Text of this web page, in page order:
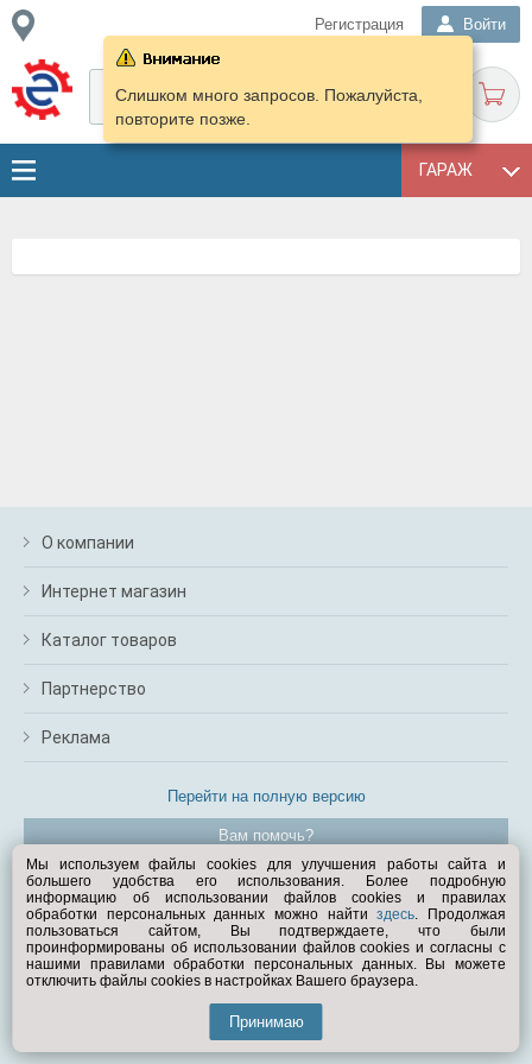
Регистрация Войти
ГАРАЖ
Слишком много запросов. Пожалуйста,
повторите позже.
О компании
Интернет магазин
Каталог товаров
Партнерство
Реклама
Перейти на полную версию
Вам помочь?
© Exist.ru 1998—2026
Мы используем файлы cookies для улучшения работы сайта и
большего удобства его использования. Более подробную
информацию об использовании файлов cookies и правилах
обработки персональных данных можно найтиздесь. Продолжая
пользоваться сайтом, Вы подтверждаете, что были
проинформированы об использовании файлов cookies и согласны с
нашими правилами обработки персональных данных. Вы можете
отключить файлы cookies в настройках Вашего браузера.
Принимаю